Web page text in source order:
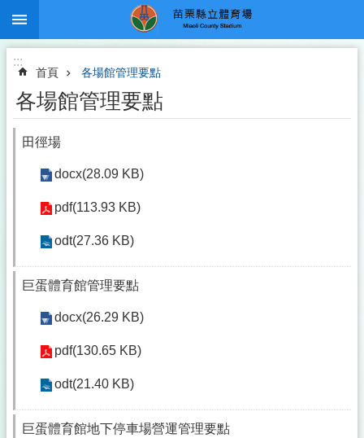
跳到主要內容區塊
:::
首頁 各場館管理要點
各場館管理要點
田徑場
docx(28.09 KB)
pdf(113.93 KB)
odt(27.36 KB)
巨蛋體育館管理要點
docx(26.29 KB)
pdf(130.65 KB)
odt(21.40 KB)
巨蛋體育館地下停車場營運管理要點